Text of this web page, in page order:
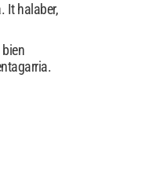
It halaber,